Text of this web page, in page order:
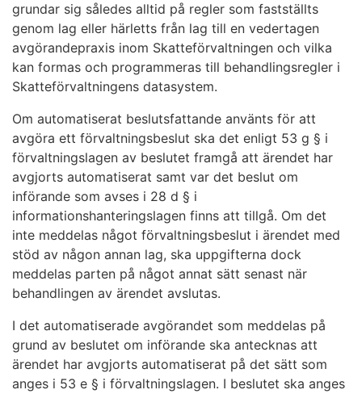
grundar sig således alltid på regler som fastställts
genom lag eller härletts från lag till en vedertagen
avgörandepraxis inom Skatteförvaltningen och vilka
kan formas och programmeras till behandlingsregler i
Skatteförvaltningens datasystem.
Om automatiserat beslutsfattande använts för att
avgöra ett förvaltningsbeslut ska det enligt 53 g § i
förvaltningslagen av beslutet framgå att ärendet har
avgjorts automatiserat samt var det beslut om
införande som avses i 28 d § i
informationshanteringslagen finns att tillgå. Om det
inte meddelas något förvaltningsbeslut i ärendet med
stöd av någon annan lag, ska uppgifterna dock
meddelas parten på något annat sätt senast när
behandlingen av ärendet avslutas.
I det automatiserade avgörandet som meddelas på
grund av beslutet om införande ska antecknas att
ärendet har avgjorts automatiserat på det sätt som
anges i 53 e § i förvaltningslagen. I beslutet ska anges